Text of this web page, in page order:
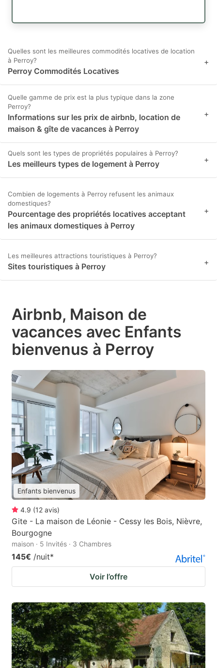
Quelles sont les meilleures commodités locatives de location
à Perroy?
Perroy Commodités Locatives
+
Quelle gamme de prix est la plus typique dans la zone
Perroy?
Informations sur les prix de airbnb, location de
maison & gîte de vacances à Perroy
+
Quels sont les types de propriétés populaires à Perroy?
Les meilleurs types de logement à Perroy +
Combien de logements à Perroy refusent les animaux
domestiques?
Pourcentage des propriétés locatives acceptant
les animaux domestiques à Perroy
+
Les meilleures attractions touristiques à Perroy?
Sites touristiques à Perroy +
Airbnb, Maison de
vacances avec Enfants
bienvenus à Perroy
Enfants bienvenus
4.9 (12 avis)
Gite - La maison de Léonie - Cessy les Bois, Nièvre,
Bourgogne
maison · 5 Invités · 3 Chambres
145€ /nuit*
Voir l’offre